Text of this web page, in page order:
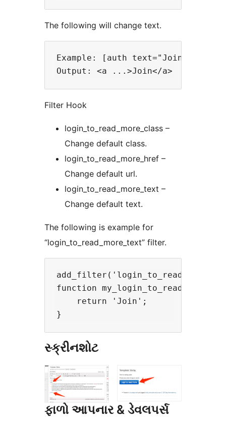
The following will change text.
Example: [auth text="Join"]
Filter Hook
login_to_read_more_class –
Change default class.
login_to_read_more_href –
Change default url.
login_to_read_more_text –
Change default text.
The following is example for
“login_to_read_more_text” filter.
function
    return 'Join';
સ્ક્રીનશોટ
ફાળો આપનાર & ડેવલપર્સ